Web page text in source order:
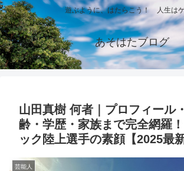
遊ぶように、はたらこう！ 人生は
あそはたブログ
山田真樹 何者｜プロフィール
齢・学歴・家族まで完全網羅
ック陸上選手の素顔【2025最新
芸能人